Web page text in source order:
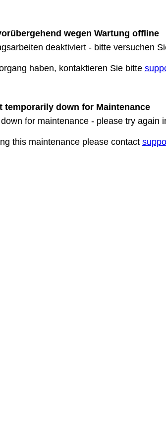
wegen Wartung offline
deaktiviert - bitte versuchen
haben, kontaktieren Sie bitte
temporarily down for Maintenance
for maintenance - please try again
this maintenance please contact